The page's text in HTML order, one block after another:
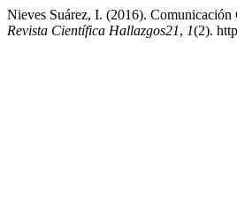
Nieves Suárez, I. (2016).
Revista Científica Hallazgos21, 1(2).